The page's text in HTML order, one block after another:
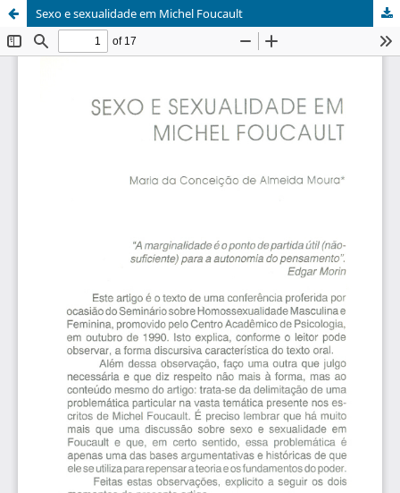
Sexo e sexualidade em Michel Foucault